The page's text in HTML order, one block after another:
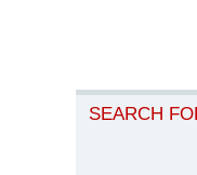
SEARCH